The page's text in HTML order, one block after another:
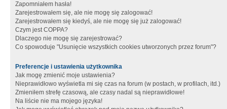
Zapomniałem hasła!
Zarejestrowałem się, ale nie mogę się zalogować!
Zarejestrowałem się kiedyś, ale nie mogę się już zalogować!
Czym jest COPPA?
Dlaczego nie mogę się zarejestrować?
Co spowoduje "Usunięcie wszystkich cookies utworzonych przez forum"?
Preferencje i ustawienia użytkownika
Jak mogę zmienić moje ustawienia?
Nieprawidłowo wyświetla mi się czas na forum (w postach, w profilach, itd.)
Zmieniłem strefę czasową, ale czasy nadal są nieprawidłowe!
Na liście nie ma mojego języka!